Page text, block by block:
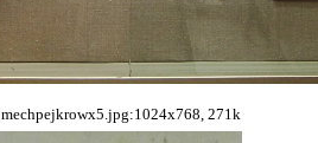
mechpejkrowx5.jpg:1024x768, 271k